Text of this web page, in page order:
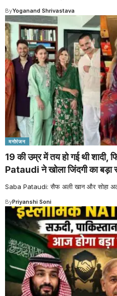
ByYoganand Shrivastava
मनोरंजन
19 की उम्र में तय हो गई थी शादी,
Pataudi ने खोला जिंदगी का बड़ा
Saba Pataudi: सैफ अली खान और सोहा
ByPriyanshi Soni